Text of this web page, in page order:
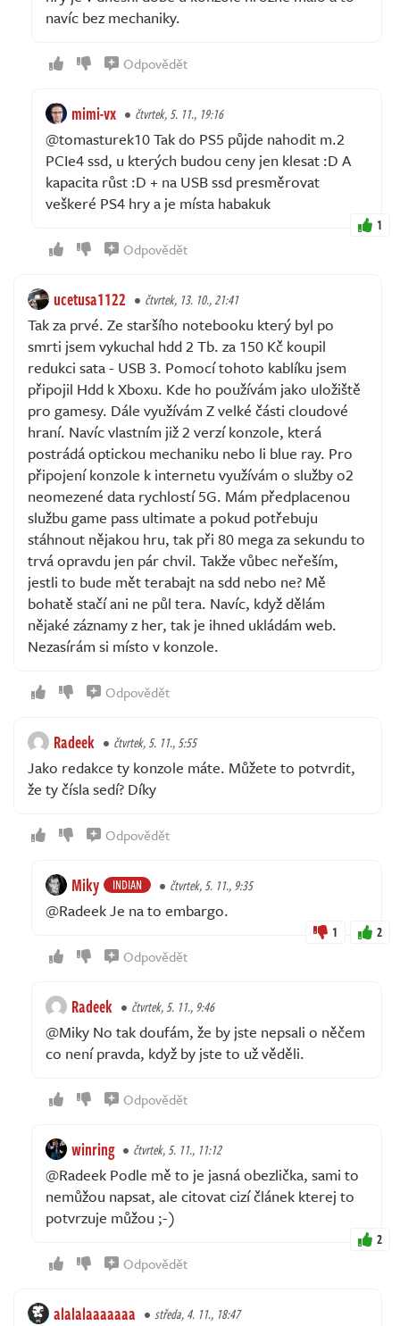
navíc bez mechaniky.
Odpovědět
mimi-vx čtvrtek, 5. 11., 19:16
@tomasturek10 Tak do PS5 půjde nahodit m.2
PCIe4 ssd, u kterých budou ceny jen klesat :D A
kapacita růst :D + na USB ssd presměrovat
veškeré PS4 hry a je místa habakuk
1
Odpovědět
ucetusa1122 čtvrtek, 13. 10., 21:41
Tak za prvé. Ze staršího notebooku který byl po
smrti jsem vykuchal hdd 2 Tb. za 150 Kč koupil
redukci sata - USB 3. Pomocí tohoto kablíku jsem
připojil Hdd k Xboxu. Kde ho používám jako uložiště
pro gamesy. Dále využívám Z velké části cloudové
hraní. Navíc vlastním již 2 verzí konzole, která
postrádá optickou mechaniku nebo li blue ray. Pro
připojení konzole k internetu využívám o služby o2
neomezené data rychlostí 5G. Mám předplacenou
službu game pass ultimate a pokud potřebuju
stáhnout nějakou hru, tak při 80 mega za sekundu to
trvá opravdu jen pár chvil. Takže vůbec neřeším,
jestli to bude mět terabajt na sdd nebo ne? Mě
bohatě stačí ani ne půl tera. Navíc, když dělám
nějaké záznamy z her, tak je ihned ukládám web.
Nezasírám si místo v konzole.
Odpovědět
Radeek čtvrtek, 5. 11., 5:55
Jako redakce ty konzole máte. Můžete to potvrdit,
že ty čísla sedí? Díky
Odpovědět
Miky INDIAN čtvrtek, 5. 11., 9:35
@Radeek Je na to embargo.
1 2
Odpovědět
Radeek čtvrtek, 5. 11., 9:46
@Miky No tak doufám, že by jste nepsali o něčem
co není pravda, když by jste to už věděli.
Odpovědět
winring čtvrtek, 5. 11., 11:12
@Radeek Podle mě to je jasná obezlička, sami to
nemůžou napsat, ale citovat cizí článek kterej to
potvrzuje můžou ;-)
2
Odpovědět
alalalaaaaaaa středa, 4. 11., 18:47